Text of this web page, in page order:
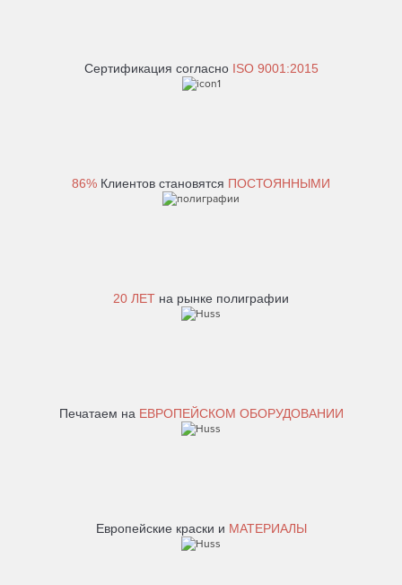
Сертификация согласноISO 9001:2015
86% Клиентов становятся ПОСТОЯННЫМИ
20 ЛЕТ на рынке полиграфии
Печатаем на ЕВРОПЕЙСКОМ ОБОРУДОВАНИИ
Европейские краски и МАТЕРИАЛЫ